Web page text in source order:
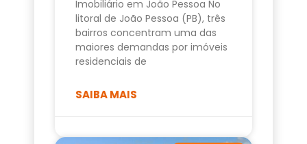
Imobiliário em João Pessoa No
litoral de João Pessoa (PB), três
bairros concentram uma das
maiores demandas por imóveis
residenciais de
SAIBA MAIS